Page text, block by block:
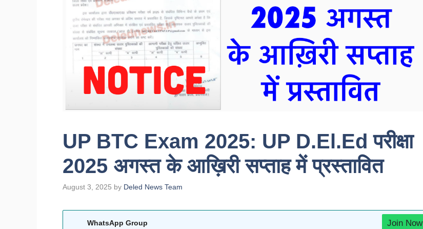
UP BTC Exam 2025: UP D.El.Ed परीक्षा
2025 अगस्त के आख़िरी सप्ताह में प्रस्तावित
August 3, 2025 by Deled News Team
WhatsApp Group Join Now